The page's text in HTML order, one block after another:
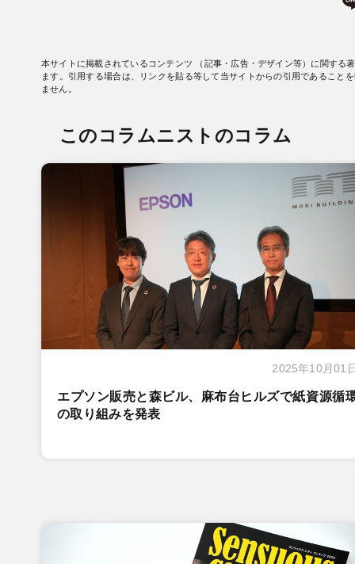
本サイトに掲載されているコンテンツ （記事・広告・デザイン等）に関す
ます。引用する場合は、リンクを貼る等して当サイトからの引用であること
ません。
このコラムニストのコラム
2025年10月01
エプソン販売と森ビル、麻布台ヒルズで紙資源循
の取り組みを発表